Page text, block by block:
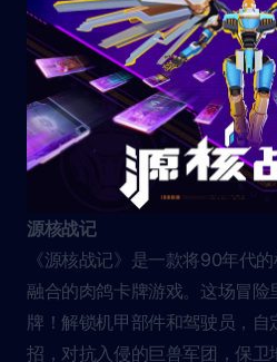
源核战记
《源核战记》是一款将90年代
融合的肉鸽卡牌游戏。这场冒
牌！解锁机甲部件和驾驶员，
招，对抗入侵的巨兽军团，保